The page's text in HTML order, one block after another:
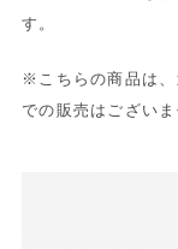
す。
※こちらの商品は
での販売はござい